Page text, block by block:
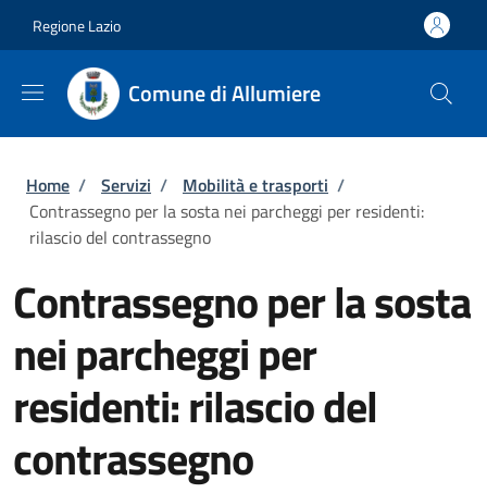
Regione Lazio
Comune di Allumiere
Briciole di pane
Home / Servizi / Mobilità e trasporti /
Contrassegno per la sosta nei parcheggi per residenti:
rilascio del contrassegno
Contrassegno per la sosta
nei parcheggi per
residenti: rilascio del
contrassegno